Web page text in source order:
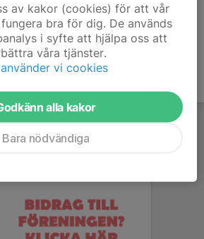
av kakor (cookies) för att vår
bra för dig. De används
i syfte att hjälpa oss att
våra tjänster.
vi cookies
alla kakor
Bara nödvändiga